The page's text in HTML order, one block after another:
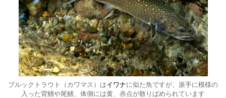
ブルックトラウト（カワマス）はイワナに似た魚ですが、派手に模様の
入った背鰭や尾鰭、体側には黄、赤点が散りばめられています